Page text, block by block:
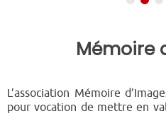
Mémoire
L’association Mémoire
pour vocation de mettre en